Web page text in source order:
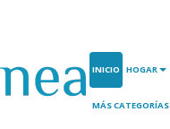
INICIO HOGAR
MÁS CATEGORÍAS